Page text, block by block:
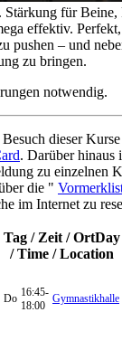
Stärkung für
effektiv.
pushen – und
zu bringen.
notwendig.
dieser
. Darüber hinaus
zu einzelnen
die "
im Internet zu
Tag / Zeit / OrtDay
/ Time / Location
Do 16:45-
18:00
Gymnastikhalle